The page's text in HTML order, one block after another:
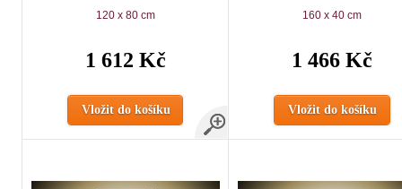
120 x 80 cm
1 612 Kč
Vložit do košíku
160 x 40 cm
1 466 Kč
Vložit do košíku